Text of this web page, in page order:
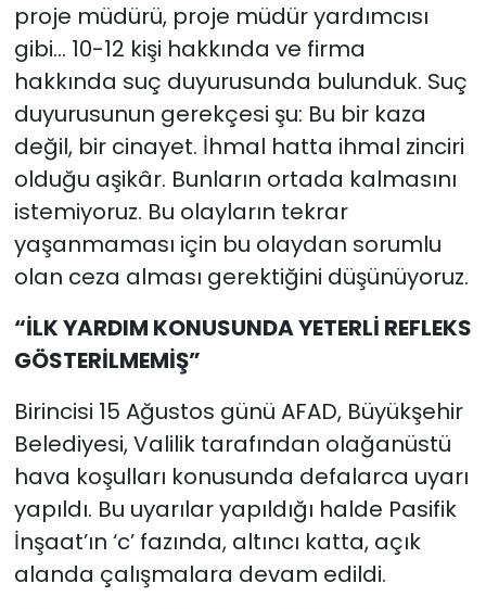
proje müdürü, proje müdür yardımcısı
gibi… 10-12 kişi hakkında ve firma
hakkında suç duyurusunda bulunduk. Suç
duyurusunun gerekçesi şu: Bu bir kaza
değil, bir cinayet. İhmal hatta ihmal zinciri
olduğu aşikâr. Bunların ortada kalmasını
istemiyoruz. Bu olayların tekrar
yaşanmaması için bu olaydan sorumlu
olan ceza alması gerektiğini düşünüyoruz.
“İLK YARDIM KONUSUNDA YETERLİ REFLEKS
GÖSTERİLMEMİŞ”
Birincisi 15 Ağustos günü AFAD, Büyükşehir
Belediyesi, Valilik tarafından olağanüstü
hava koşulları konusunda defalarca uyarı
yapıldı. Bu uyarılar yapıldığı halde Pasifik
İnşaat’ın ‘c’ fazında, altıncı katta, açık
alanda çalışmalara devam edildi.